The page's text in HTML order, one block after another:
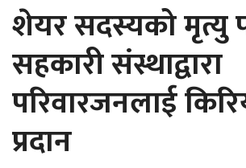
शेयर सदस्यको मृत्यु
सहकारी संस्थाद्वारा
परिवारजनलाई
प्रदान